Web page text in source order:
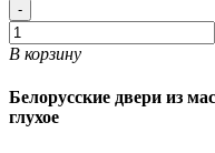
-
В корзину
Белорусские двери из
глухое